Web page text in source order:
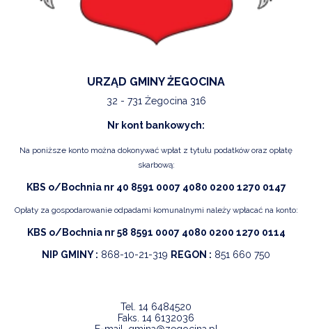
URZĄD GMINY ŻEGOCINA
32 - 731 Żegocina 316
Nr kont bankowych:
Na poniższe konto można dokonywać wpłat z tytułu podatków oraz opłatę
skarbową:
KBS o/Bochnia nr 40 8591 0007 4080 0200 1270 0147
Opłaty za gospodarowanie odpadami komunalnymi należy wpłacać na konto:
KBS o/Bochnia nr 58 8591 0007 4080 0200 1270 0114
NIP GMINY : 868-10-21-319 REGON : 851 660 750
Tel. 14 6484520
Faks. 14 6132036